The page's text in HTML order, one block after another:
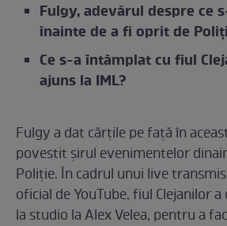
Fulgy, adevărul despre ce
înainte de a fi oprit de
Ce s-a întâmplat cu fiul
ajuns la IML?
Fulgy a dat cărțile pe față în
povestit șirul evenimentelor
Poliție. În cadrul unui live
oficial de YouTube, fiul Clejanilor
la studio la Alex Velea, pentru a